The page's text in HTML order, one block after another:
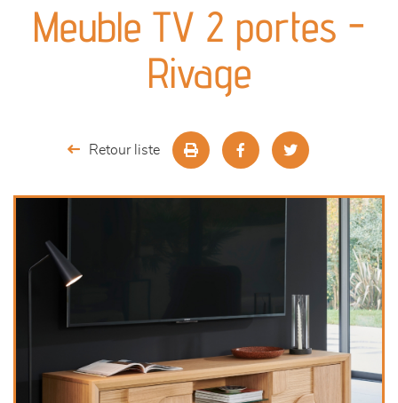
séjours
meubles de complément
Meuble TV 2 portes -
Rivage
Retour liste